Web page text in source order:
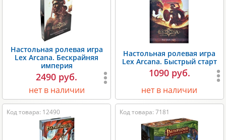
Настольная ролевая игра
Lex Arcana. Бескрайняя
империя
2490 руб.
нет в наличии
Настольная ролевая игра
Lex Arcana. Быстрый старт
1090 руб.
нет в наличии
Код товара: 12490 Код товара: 7181